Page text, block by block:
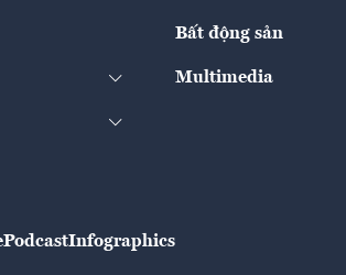
Bất động sản
Multimedia
PodcastInfographics